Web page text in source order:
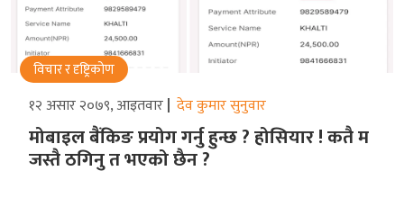
विचार र दृष्ट्रिकोण
१२ असार २०७९, आइतवार देव कुमार सुनुवार
मोबाइल बैंकिङ प्रयोग गर्नु हुन्छ ? होसियार ! कतै म
जस्तै ठगिनु त भएको छैन ?